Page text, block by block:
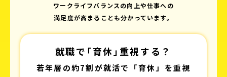
ワークライフバランスの向上や仕事への
満足度が高まることも分かっています。
就職で｢育休｣重視する？
若年層の約7割が就活で「育休」を重視